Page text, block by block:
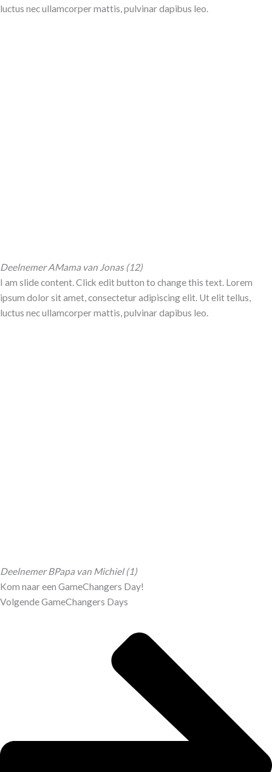
luctus nec ullamcorper mattis, pulvinar dapibus leo.
Deelnemer AMama van Jonas (12)
I am slide content. Click edit button to change this text. Lorem
ipsum dolor sit amet, consectetur adipiscing elit. Ut elit tellus,
luctus nec ullamcorper mattis, pulvinar dapibus leo.
Deelnemer BPapa van Michiel (1)
Kom naar een GameChangers Day!
Volgende GameChangers Days